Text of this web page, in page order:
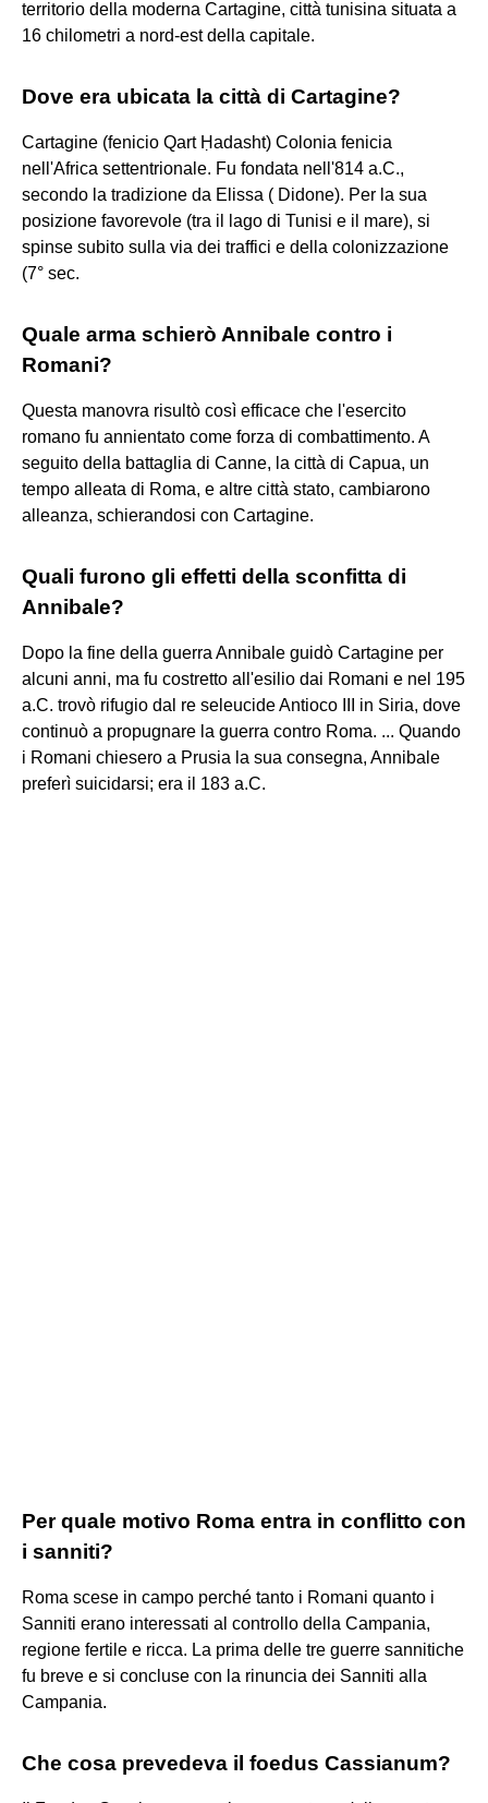
territorio della moderna Cartagine, città tunisina situata a
16 chilometri a nord-est della capitale.
Dove era ubicata la città di Cartagine?
Cartagine (fenicio Qart Ḥadasht) Colonia fenicia
nell'Africa settentrionale. Fu fondata nell'814 a.C.,
secondo la tradizione da Elissa ( Didone). Per la sua
posizione favorevole (tra il lago di Tunisi e il mare), si
spinse subito sulla via dei traffici e della colonizzazione
(7° sec.
Quale arma schierò Annibale contro i
Romani?
Questa manovra risultò così efficace che l'esercito
romano fu annientato come forza di combattimento. A
seguito della battaglia di Canne, la città di Capua, un
tempo alleata di Roma, e altre città stato, cambiarono
alleanza, schierandosi con Cartagine.
Quali furono gli effetti della sconfitta di
Annibale?
Dopo la fine della guerra Annibale guidò Cartagine per
alcuni anni, ma fu costretto all'esilio dai Romani e nel 195
a.C. trovò rifugio dal re seleucide Antioco III in Siria, dove
continuò a propugnare la guerra contro Roma. ... Quando
i Romani chiesero a Prusia la sua consegna, Annibale
preferì suicidarsi; era il 183 a.C.
Per quale motivo Roma entra in conflitto con
i sanniti?
Roma scese in campo perché tanto i Romani quanto i
Sanniti erano interessati al controllo della Campania,
regione fertile e ricca. La prima delle tre guerre sannitiche
fu breve e si concluse con la rinuncia dei Sanniti alla
Campania.
Che cosa prevedeva il foedus Cassianum?